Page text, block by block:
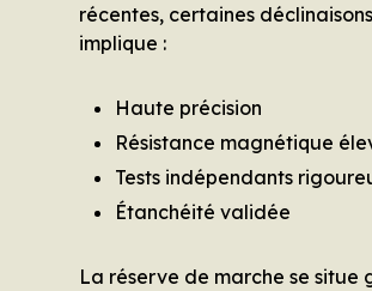
récentes, certaines
implique :
Haute précision
Résistance magnétique
Tests indépendants
Étanchéité validée
La réserve de marche se